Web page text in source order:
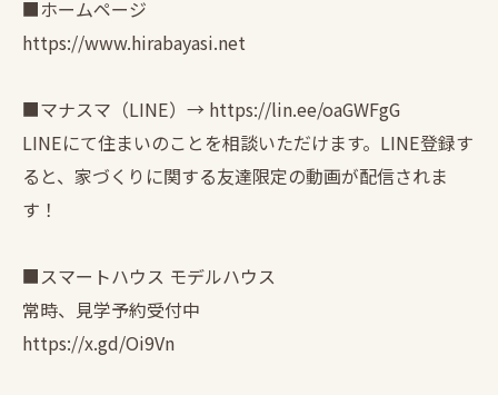
■ホームページ
https://www.hirabayasi.net
■マナスマ（LINE）→ https://lin.ee/oaGWFgG
LINEにて住まいのことを相談いただけます。LINE登録す
ると、家づくりに関する友達限定の動画が配信されま
す！
■スマートハウス モデルハウス
常時、見学予約受付中
https://x.gd/Oi9Vn